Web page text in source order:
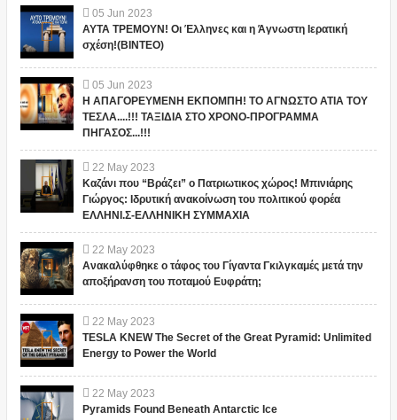
05 Jun 2023
ΑΥΤΑ ΤΡΕΜΟΥΝ! Οι Έλληνες και η Άγνωστη Ιερατική
σχέση!(ΒΙΝΤΕΟ)
05 Jun 2023
Η ΑΠΑΓΟΡΕΥΜΕΝΗ ΕΚΠΟΜΠΗ! ΤΟ ΑΓΝΩΣΤΟ ΑΤΙΑ ΤΟΥ
ΤΕΣΛΑ....!!! ΤΑΞΙΔΙΑ ΣΤΟ ΧΡΟΝΟ-ΠΡΟΓΡΑΜΜΑ
ΠΗΓΑΣΟΣ...!!!
22 May 2023
Καζάνι που “Βράζει” ο Πατριωτικος χώρος! Μπινιάρης
Γιώργος: Ιδρυτική ανακοίνωση του πολιτικού φορέα
ΕΛΛΗΝΙ.Σ-ΕΛΛΗΝΙΚΗ ΣΥΜΜΑΧΙΑ
22 May 2023
Ανακαλύφθηκε ο τάφος του Γίγαντα Γκιλγκαμές μετά την
αποξήρανση του ποταμού Ευφράτη;
22 May 2023
TESLA KNEW The Secret of the Great Pyramid: Unlimited
Energy to Power the World
22 May 2023
Pyramids Found Beneath Antarctic Ice